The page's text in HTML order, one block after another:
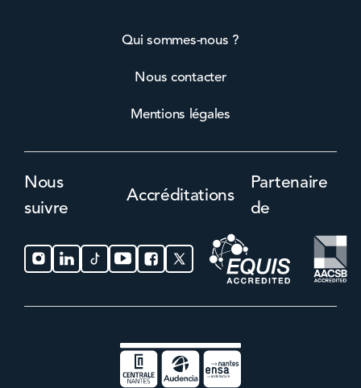
Qui sommes-nous ?
Nous contacter
Mentions légales
Nous
suivre
Accréditations
Partenaire
de